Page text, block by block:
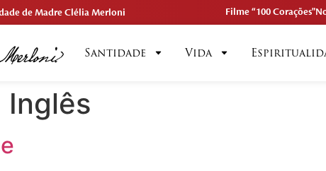
de Madre Clélia Merloni Filme “100 Corações"
Santidade Vida
Inglês